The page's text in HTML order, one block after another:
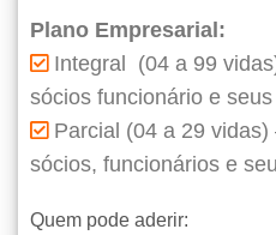
Plano Empresarial:
Integral (04 a 99
sócios funcionário e
Parcial (04 a 29
sócios, funcionários e
Quem pode aderir: